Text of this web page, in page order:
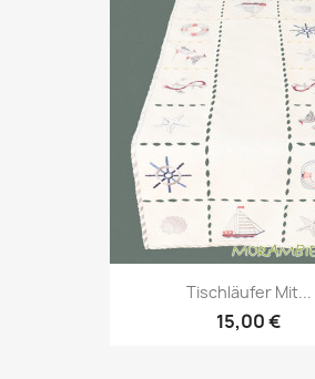
Tischläufer Mit...
15,00 €